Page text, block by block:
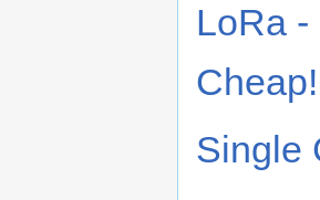
LoRa
Cheap!
Single